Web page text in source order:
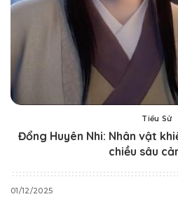
Tiểu Sử
Đổng Huyên Nhi: Nhân vật
chiều sâu
01/12/2025